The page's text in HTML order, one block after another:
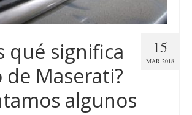
15
MAR 2018
qué significa
de Maserati?
algunos